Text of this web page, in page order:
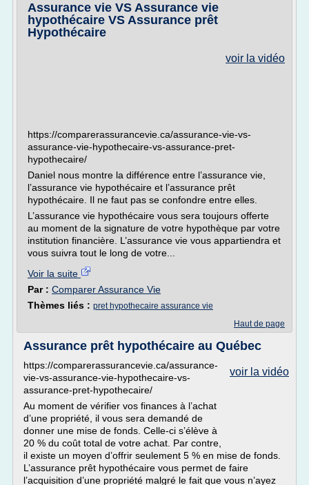
Assurance vie VS Assurance vie
hypothécaire VS Assurance prêt
Hypothécaire
voir la vidéo
https://comparerassurancevie.ca/assurance-vie-vs-
assurance-vie-hypothecaire-vs-assurance-pret-
hypothecaire/
Daniel nous montre la différence entre l’assurance vie,
l’assurance vie hypothécaire et l’assurance prêt
hypothécaire. Il ne faut pas se confondre entre elles.
L’assurance vie hypothécaire vous sera toujours offerte
au moment de la signature de votre hypothèque par votre
institution financière. L’assurance vie vous appartiendra et
vous suivra tout le long de votre...
Voir la suite
Par : Comparer Assurance Vie
Thèmes liés : pret hypothecaire assurance vie
Haut de page
Assurance prêt hypothécaire au Québec
voir la vidéo
https://comparerassurancevie.ca/assurance-
vie-vs-assurance-vie-hypothecaire-vs-
assurance-pret-hypothecaire/
Au moment de vérifier vos finances à l’achat
d’une propriété, il vous sera demandé de
donner une mise de fonds. Celle-ci s’élève à
20 % du coût total de votre achat. Par contre,
il existe un moyen d’offrir seulement 5 % en mise de fonds.
L’assurance prêt hypothécaire vous permet de faire
l’acquisition d’une propriété malgré le fait que vous n’ayez